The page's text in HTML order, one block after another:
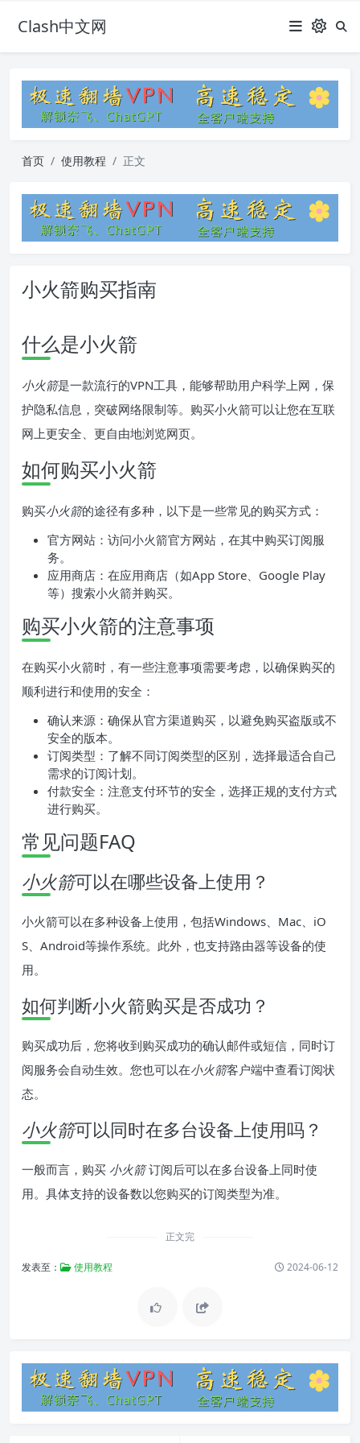
Clash中文网
首页 使用教程 正文
小火箭购买指南
什么是小火箭
小火箭是一款流行的VPN工具，能够帮助用户科学上网，保
护隐私信息，突破网络限制等。购买小火箭可以让您在互联
网上更安全、更自由地浏览网页。
如何购买小火箭
购买小火箭的途径有多种，以下是一些常见的购买方式：
官方网站：访问小火箭官方网站，在其中购买订阅服
务。
应用商店：在应用商店（如App Store、Google Play
等）搜索小火箭并购买。
购买小火箭的注意事项
在购买小火箭时，有一些注意事项需要考虑，以确保购买的
顺利进行和使用的安全：
确认来源：确保从官方渠道购买，以避免购买盗版或不
安全的版本。
订阅类型：了解不同订阅类型的区别，选择最适合自己
需求的订阅计划。
付款安全：注意支付环节的安全，选择正规的支付方式
进行购买。
常见问题FAQ
小火箭可以在哪些设备上使用？
小火箭可以在多种设备上使用，包括Windows、Mac、iO
S、Android等操作系统。此外，也支持路由器等设备的使
用。
如何判断小火箭购买是否成功？
购买成功后，您将收到购买成功的确认邮件或短信，同时订
阅服务会自动生效。您也可以在小火箭客户端中查看订阅状
态。
小火箭可以同时在多台设备上使用吗？
一般而言，购买 小火箭订阅后可以在多台设备上同时使
用。具体支持的设备数以您购买的订阅类型为准。
正文完
发表至： 使用教程 2024-06-12